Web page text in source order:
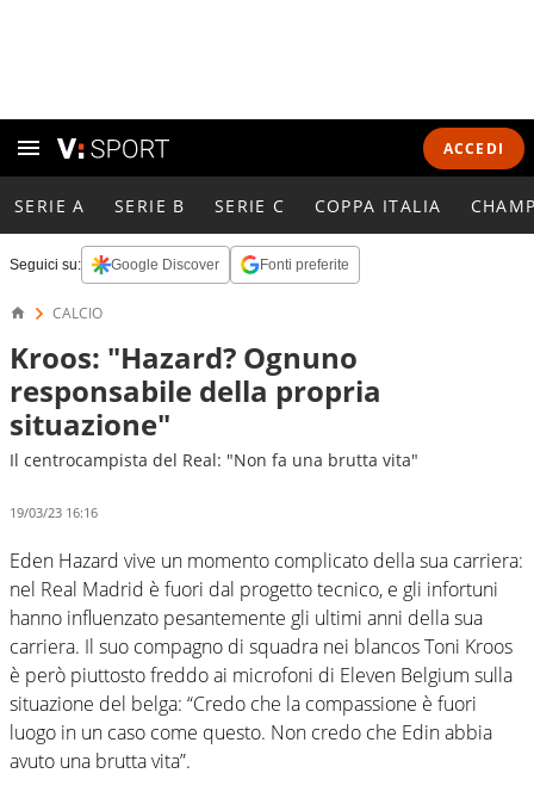
ACCEDI
SERIE A SERIE B SERIE C COPPA ITALIA
Seguici su: Google Discover Fonti preferite
CALCIO
Kroos: "Hazard? Ognuno
responsabile della propria
situazione"
Il centrocampista del Real: "Non fa una brutta vita"
19/03/23 16:16
Eden Hazard vive un momento complicato della sua carriera:
nel Real Madrid è fuori dal progetto tecnico, e gli infortuni
hanno influenzato pesantemente gli ultimi anni della sua
carriera. Il suo compagno di squadra nei blancos Toni Kroos
è però piuttosto freddo ai microfoni di Eleven Belgium sulla
situazione del belga: “Credo che la compassione è fuori
luogo in un caso come questo. Non credo che Edin abbia
avuto una brutta vita”.